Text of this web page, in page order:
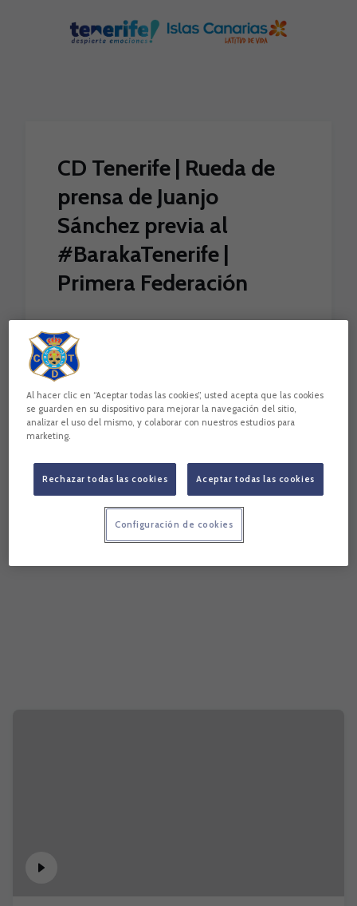
CD Tenerife | Rueda de
prensa de Juanjo
Sánchez previa al
#BarakaTenerife |
Primera Federación
El centrocampista del CD Tenerife atenderá este
martes a los medios de comunicación (12:30
horas, Ciudad Deportiva de ...
Al hacer clic en “Aceptar todas las cookies”, usted acepta que las cookies
se guarden en su dispositivo para mejorar la navegación del sitio,
analizar el uso del mismo, y colaborar con nuestros estudios para
marketing.
Rechazar todas las cookies Aceptar todas las cookies
Configuración de cookies